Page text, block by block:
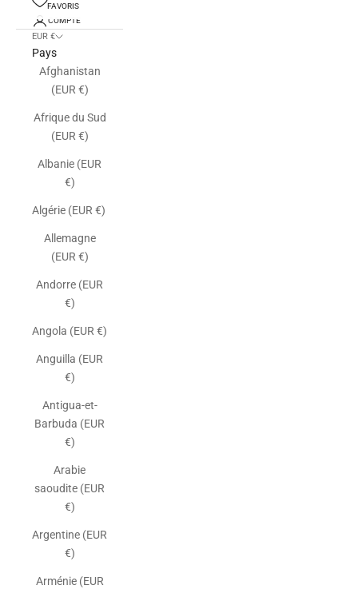
FAVORIS
COMPTE
EUR €
Pays
Afghanistan
(EUR €)
Afrique du Sud
(EUR €)
Albanie (EUR
€)
Algérie (EUR €)
Allemagne
(EUR €)
Andorre (EUR
€)
Angola (EUR €)
Anguilla (EUR
€)
Antigua-et-
Barbuda (EUR
€)
Arabie
saoudite (EUR
€)
Argentine (EUR
€)
Arménie (EUR